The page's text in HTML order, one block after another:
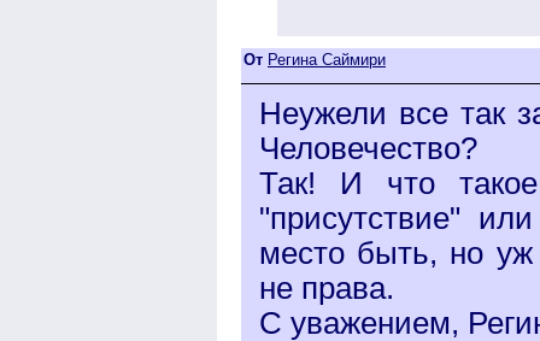
От Регина Саймири
Неужели все так
Человечество?
Так! И что такое
"присутствие"
место быть, но
не права.
С уважением,